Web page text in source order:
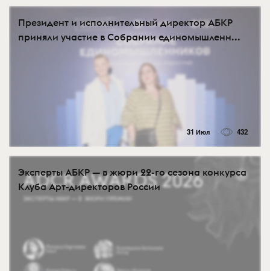
Президент и исполнительный директор АБКР
приняли участие в Собрании единомышленн...
31 Июл 432
Эксперты АБКР — в жюри 22-го сезона конкурса
Клуба Арт-директоров России